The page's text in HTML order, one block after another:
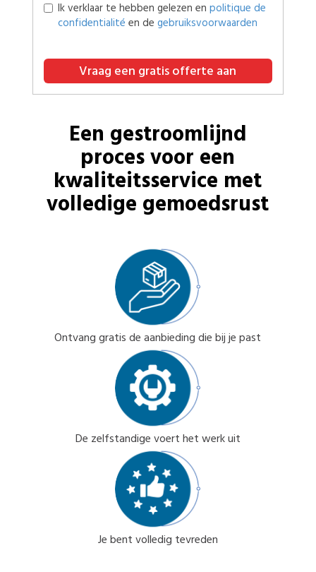
Ik verklaar te hebben gelezen en politique de
confidentialité en de gebruiksvoorwaarden
Vraag een gratis offerte aan
Een gestroomlijnd
proces voor een
kwaliteitsservice met
volledige gemoedsrust
Ontvang gratis de aanbieding die bij je past
De zelfstandige voert het werk uit
Je bent volledig tevreden